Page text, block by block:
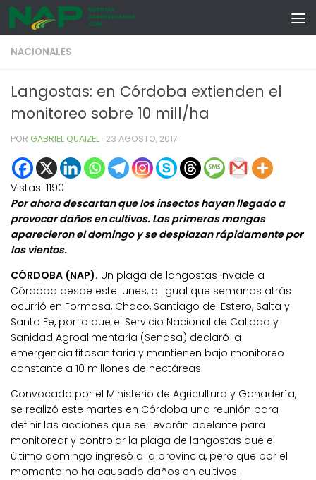
Skip to content
NACIONALES
Langostas: en Córdoba extienden el
monitoreo sobre 10 mill/ha
POR GABRIEL QUAIZEL · 23 AGOSTO, 2017
Vistas: 1190
Por ahora descartan que los insectos hayan llegado a
provocar daños en cultivos. Las primeras mangas
aparecieron el domingo y se desplazan rápidamente por
los vientos.
CÓRDOBA (NAP). Un plaga de langostas invade a
Córdoba desde este lunes, al igual que semanas atrás
ocurrió en Formosa, Chaco, Santiago del Estero, Salta y
Santa Fe, por lo que el Servicio Nacional de Calidad y
Sanidad Agroalimentaria (Senasa) declaró la
emergencia fitosanitaria y mantienen bajo monitoreo
constante a 10 millones de hectáreas.
Convocada por el Ministerio de Agricultura y Ganadería,
se realizó este martes en Córdoba una reunión para
definir las acciones que se llevarán adelante para
monitorear y controlar la plaga de langostas que el
último domingo ingresó a la provincia, pero que por el
momento no ha causado daños en cultivos.